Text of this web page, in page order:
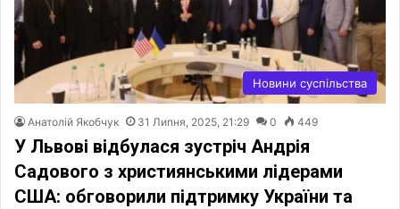
Новини суспільства
Анатолій Якобчук 31 Липня, 2025, 21:29 0 449
У Львові відбулася зустріч Андрія
Садового з християнськими лідерами
США: обговорили підтримку України та